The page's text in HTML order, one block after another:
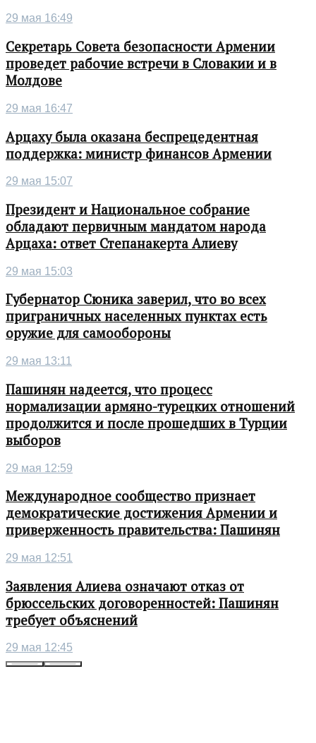
29 мая 16:49
Секретарь Совета безопасности Армении
проведет рабочие встречи в Словакии и в
Молдове
29 мая 16:47
Арцаху была оказана беспрецедентная
поддержка: министр финансов Армении
29 мая 15:07
Президент и Национальное собрание
обладают первичным мандатом народа
Арцаха: ответ Степанакерта Алиеву
29 мая 15:03
Губернатор Сюника заверил, что во всех
приграничных населенных пунктах есть
оружие для самообороны
29 мая 13:11
Пашинян надеется, что процесс
нормализации армяно-турецких отношений
продолжится и после прошедших в Турции
выборов
29 мая 12:59
Международное сообщество признает
демократические достижения Армении и
приверженность правительства: Пашинян
29 мая 12:51
Заявления Алиева означают отказ от
брюссельских договоренностей: Пашинян
требует объяснений
29 мая 12:45